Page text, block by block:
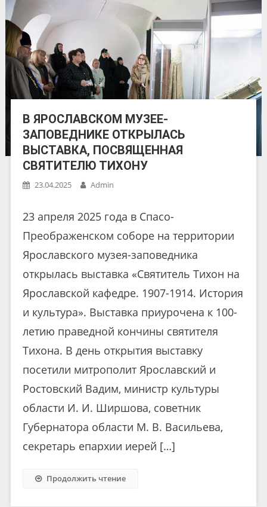
В ЯРОСЛАВСКОМ МУЗЕЕ-
ЗАПОВЕДНИКЕ ОТКРЫЛАСЬ
ВЫСТАВКА, ПОСВЯЩЕННАЯ
СВЯТИТЕЛЮ ТИХОНУ
23.04.2025 Admin
23 апреля 2025 года в Спасо-
Преображенском соборе на территории
Ярославского музея-заповедника
открылась выставка «Святитель Тихон на
Ярославской кафедре. 1907-1914. История
и культура». Выставка приурочена к 100-
летию праведной кончины святителя
Тихона. В день открытия выставку
посетили митрополит Ярославский и
Ростовский Вадим, министр культуры
области И. И. Ширшова, советник
Губернатора области М. В. Васильева,
секретарь епархии иерей […]
Продолжить чтение